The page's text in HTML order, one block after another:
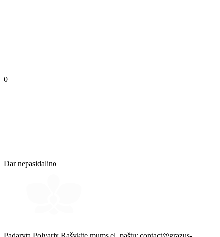
0
Dar nepasidalino
Padaryta Polyarix Rašykite mums el. paštu: contact@grazus-